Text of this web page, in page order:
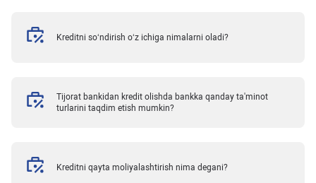
Kreditni so‘ndirish o‘z ichiga nimalarni oladi?
Tijorat bankidan kredit olishda bankka qanday ta'minot
turlarini taqdim etish mumkin?
Kreditni qayta moliyalashtirish nima degani?